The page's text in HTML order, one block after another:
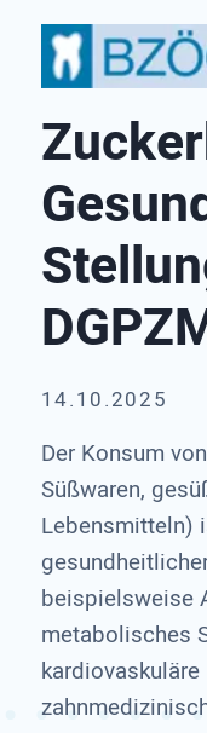
14.10.2025
Der Konsum
Süßwaren,
Lebensmitteln)
beispielsweise
metabolisches
kardiovaskuläre